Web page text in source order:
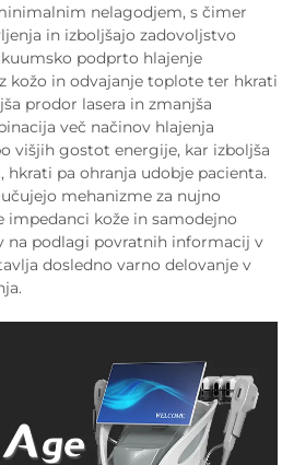
nelagodjem, s čimer
in izboljšajo zadovoljstvo
podprto hlajenje
kožo in odvajanje toplote ter hkrati
prodor lasera in zmanjša
več načinov hlajenja
višjih gostot energije, kar izboljša
hkrati pa ohranja udobje pacienta.
mehanizme za nujno
impedanci kože in samodejno
na podlagi povratnih informacij v
dosledno varno delovanje v